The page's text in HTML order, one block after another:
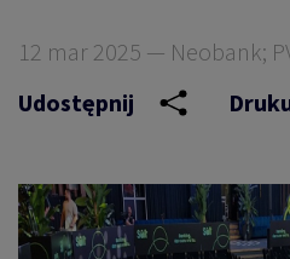
12 mar 2025 — Neobank;
Udostępnij